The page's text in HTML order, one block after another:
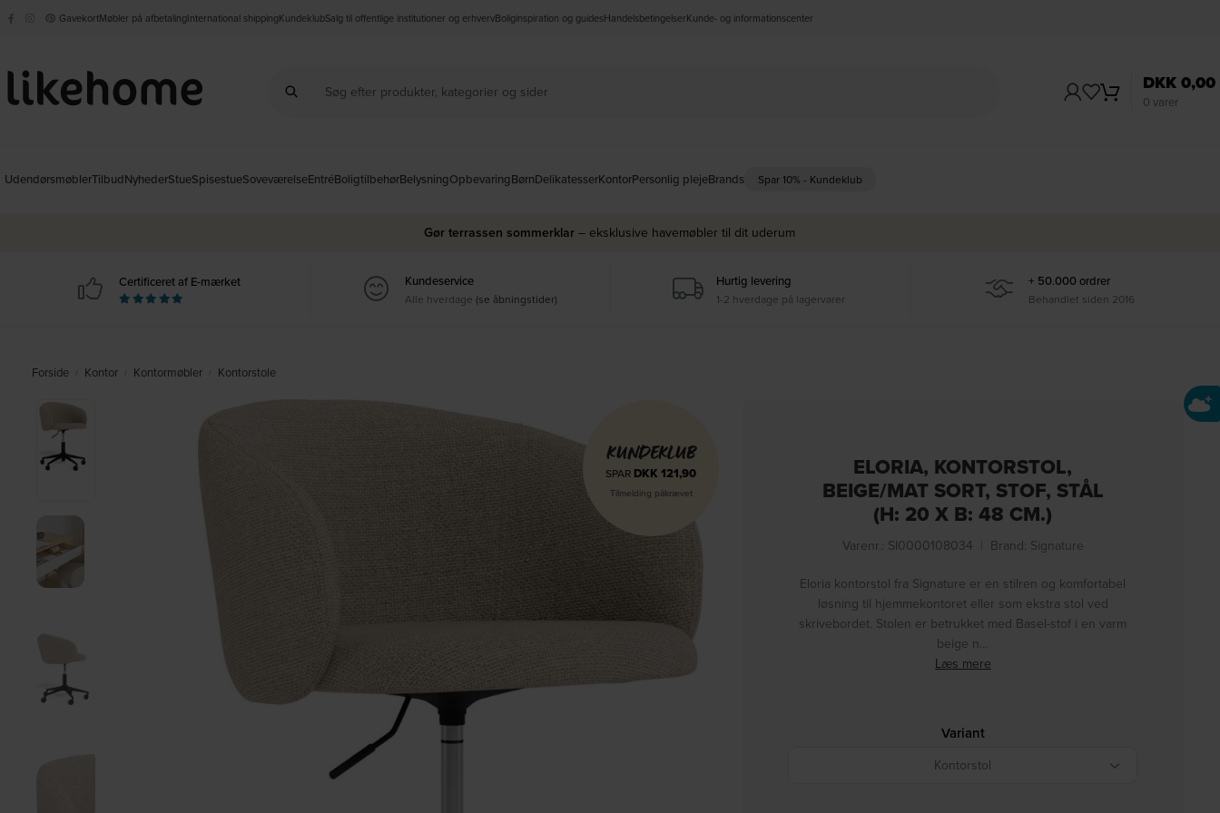
GavekortMøbler på afbetalingInternational shippingKundeklubSalg til offentlige institutioner og erhvervBoliginspiration og guidesHandelsbetingelserKunde- og informationscenter
0 varer
DKK0,00
UdendørsmøblerTilbudNyhederStueSpisestueSoveværelseEntréBoligtilbehørBelysningOpbevaringBørnDelikatesserKontorPersonlig plejeBrands Spar 10% - Kundeklub
Gør terrassen sommerklar – eksklusive havemøbler til dit uderum
Certificeret af E-mærket Kundeservice
Alle hverdage (se åbningstider)
Hurtig levering
1-2 hverdage på lagervarer
+ 50.000 ordrer
Behandlet siden 2016
Forside Kontor Kontormøbler Kontorstole
KUNDEKLUB
SPAR DKK 121,90
Tilmelding påkrævet
ELORIA, KONTORSTOL,
BEIGE/MAT SORT, STOF, STÅL
(H: 20 X B: 48 CM.)
Varenr.: SI0000108034 Brand: Signature
Eloria kontorstol fra Signature er en stilren og komfortabel
løsning til hjemmekontoret eller som ekstra stol ved
skrivebordet. Stolen er betrukket med Basel-stof i en varm
beige n…
Læs mere
Variant
Kontorstol